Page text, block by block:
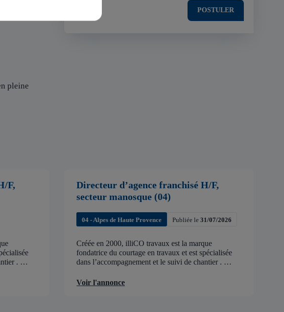
pleine
POSTULER
F,
.
Directeur d’agence franchisé H/F,
secteur manosque (04)
04 - Alpes de Haute Provence Publiée le31/07/2026
Créée en 2000, illiCO travaux est la marque
fondatrice du courtage en travaux et est spécialisée
dans l’accompagnement et le suivi de chantier .
faciliter tous les projets […]
Voir l'annonce